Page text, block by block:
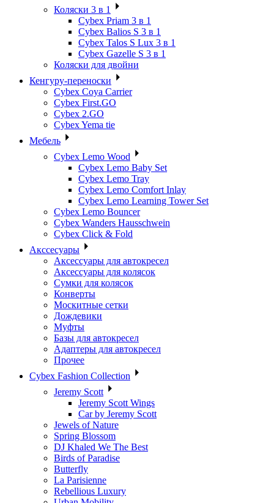
Коляски 3 в 1
Cybex Priam 3 в 1
Cybex Balios S 3 в 1
Cybex Talos S Lux 3 в 1
Cybex Gazelle S 3 в 1
Коляски для двойни
Кенгуру-переноски
Cybex Coya Carrier
Cybex First.GO
Cybex 2.GO
Cybex Yema tie
Мебель
Cybex Lemo Wood
Cybex Lemo Baby Set
Cybex Lemo Tray
Cybex Lemo Comfort Inlay
Cybex Lemo Learning Tower Set
Cybex Lemo Bouncer
Cybex Wanders Hausschwein
Cybex Click & Fold
Акссесуары
Аксессуары для автокресел
Аксессуары для колясок
Сумки для колясок
Конверты
Москитные сетки
Дождевики
Муфты
Базы для автокресел
Адаптеры для автокресел
Прочее
Cybex Fashion Collection
Jeremy Scott
Jeremy Scott Wings
Car by Jeremy Scott
Jewels of Nature
Spring Blossom
DJ Khaled We The Best
Birds of Paradise
Butterfly
La Parisienne
Rebellious Luxury